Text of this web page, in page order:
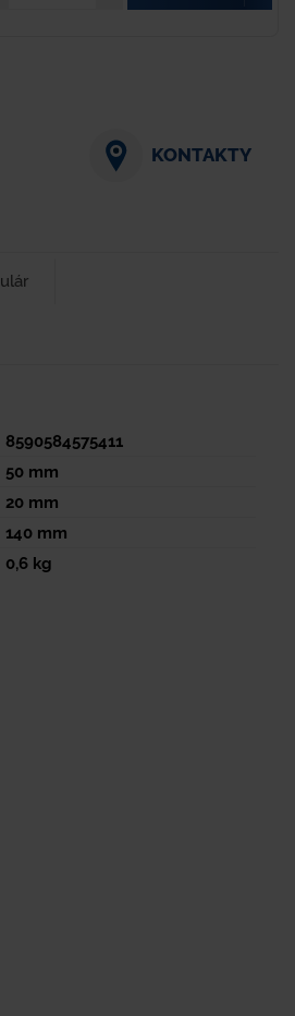
KONTAKTY
8590584575411
50 mm
20 mm
140 mm
0,6 kg